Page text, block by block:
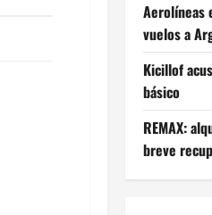
Aerolíneas
vuelos a
Kicillof
básico
REMAX:
breve